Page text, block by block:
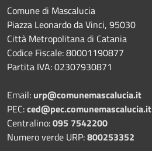
Comune di Mascalucia
Piazza Leonardo da Vinci, 95030
Città Metropolitana di Catania
Codice Fiscale: 80001190877
Partita IVA: 02307930871
Email: urp@comunemascalucia.it
PEC:ced@pec.comunemascalucia.it
Centralino:095 7542200
Numero verde URP:800253352